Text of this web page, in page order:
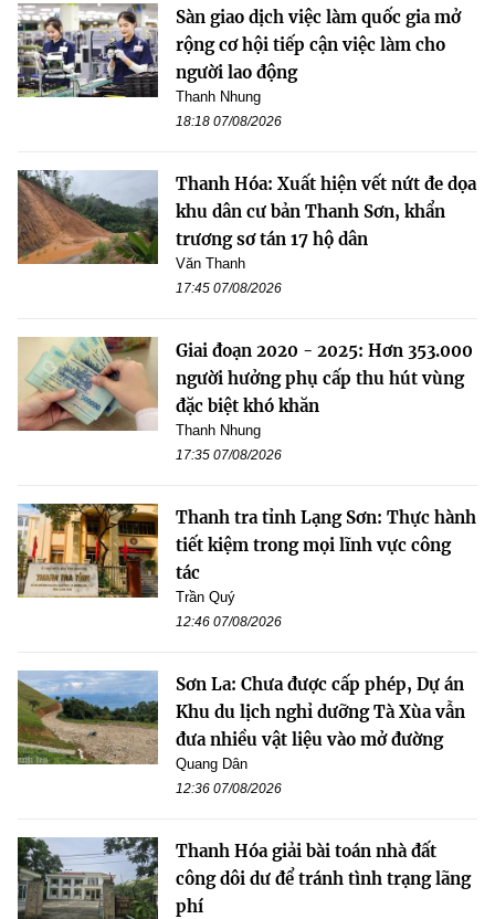
Sàn giao dịch việc làm quốc gia mở
rộng cơ hội tiếp cận việc làm cho
người lao động
Thanh Nhung
18:18 07/08/2026
Thanh Hóa: Xuất hiện vết nứt đe dọa
khu dân cư bản Thanh Sơn, khẩn
trương sơ tán 17 hộ dân
Văn Thanh
17:45 07/08/2026
Giai đoạn 2020 - 2025: Hơn 353.000
người hưởng phụ cấp thu hút vùng
đặc biệt khó khăn
Thanh Nhung
17:35 07/08/2026
Thanh tra tỉnh Lạng Sơn: Thực hành
tiết kiệm trong mọi lĩnh vực công
tác
Trần Quý
12:46 07/08/2026
Sơn La: Chưa được cấp phép, Dự án
Khu du lịch nghỉ dưỡng Tà Xùa vẫn
đưa nhiều vật liệu vào mở đường
Quang Dân
12:36 07/08/2026
Thanh Hóa giải bài toán nhà đất
công dôi dư để tránh tình trạng lãng
phí